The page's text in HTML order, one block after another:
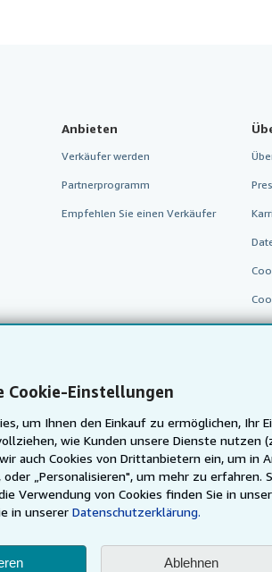
Cookie-Einstellungen
um Ihnen den Einkauf zu ermöglichen,
wie Kunden unsere Dienste nutzen
auch Cookies von Drittanbietern ein, um
oder „Personalisieren", um mehr zu
Verwendung von Cookies finden Sie in
in unsererDatenschutzerklärung.
Ablehnen
Anbieten
Verkäufer werden
Partnerprogramm
Empfehlen Sie einen Verkäufer
AbeBooks.co.uk AbeBooks.fr